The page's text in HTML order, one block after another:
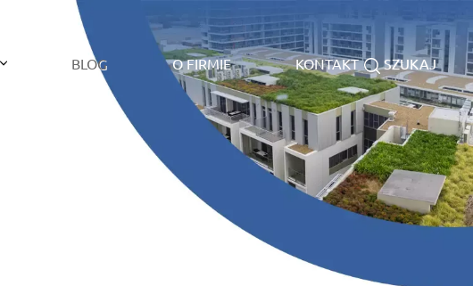
BLOG O FIRMIE KONTAKT SZUKAJ